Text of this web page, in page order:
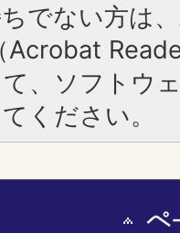
でない方は
Acrobat
て、ソフトウ
ください。